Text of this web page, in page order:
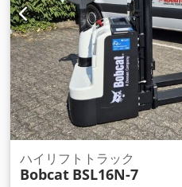
ハイリフトトラック
Bobcat BSL16N-7